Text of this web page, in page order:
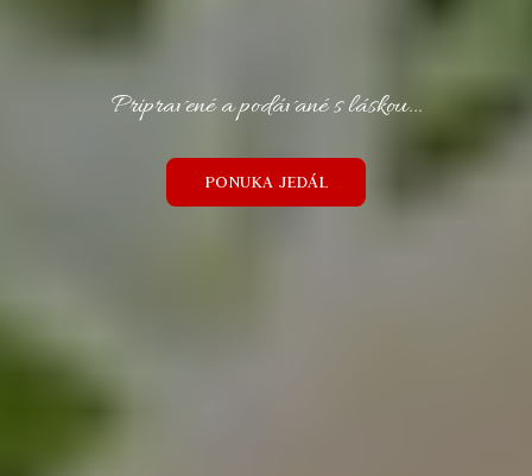
Pripravené apodávanés láskou...
PONUKA JEDÁL